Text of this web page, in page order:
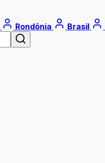
Rondônia Brasil